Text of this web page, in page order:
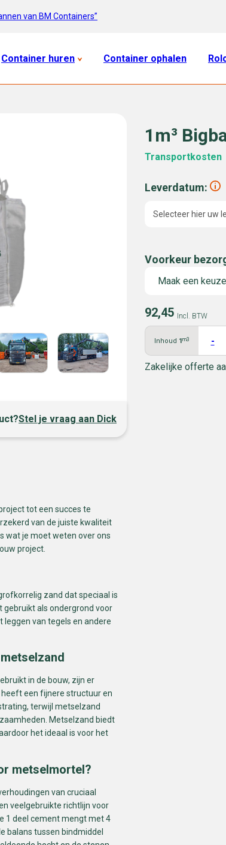
van BM Containers”
Container huren Container ophalen
Stel je vraag aan Dick
1m³
Transportkosten
Leverdatum:
Selecteer hier uw
Voorkeur
92,45 Incl. BTW
Inhoud 1 m3 -
Zakelijke offerte
tot een succes te
van de juiste kwaliteit
wat je moet weten over ons
project.
zand dat speciaal is
gebruikt als ondergrond voor
van tegels en andere
in de bouw, zijn er
een fijnere structuur en
terwijl metselzand
Metselzand biedt
het ideaal is voor het
metselmortel?
van cruciaal
veelgebruikte richtlijn voor
1 deel cement mengt met 4
balans tussen bindmiddel